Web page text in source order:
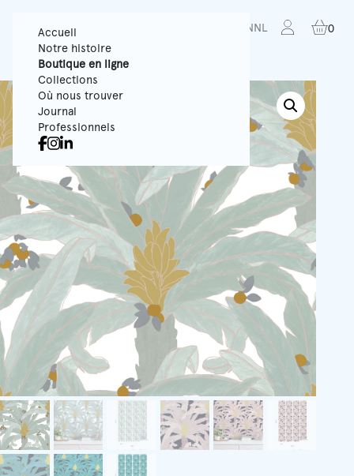
Accueil
Notre histoire
Boutique en ligne
Collections
Où nous trouver
Journal
Professionnels
EN NL 0